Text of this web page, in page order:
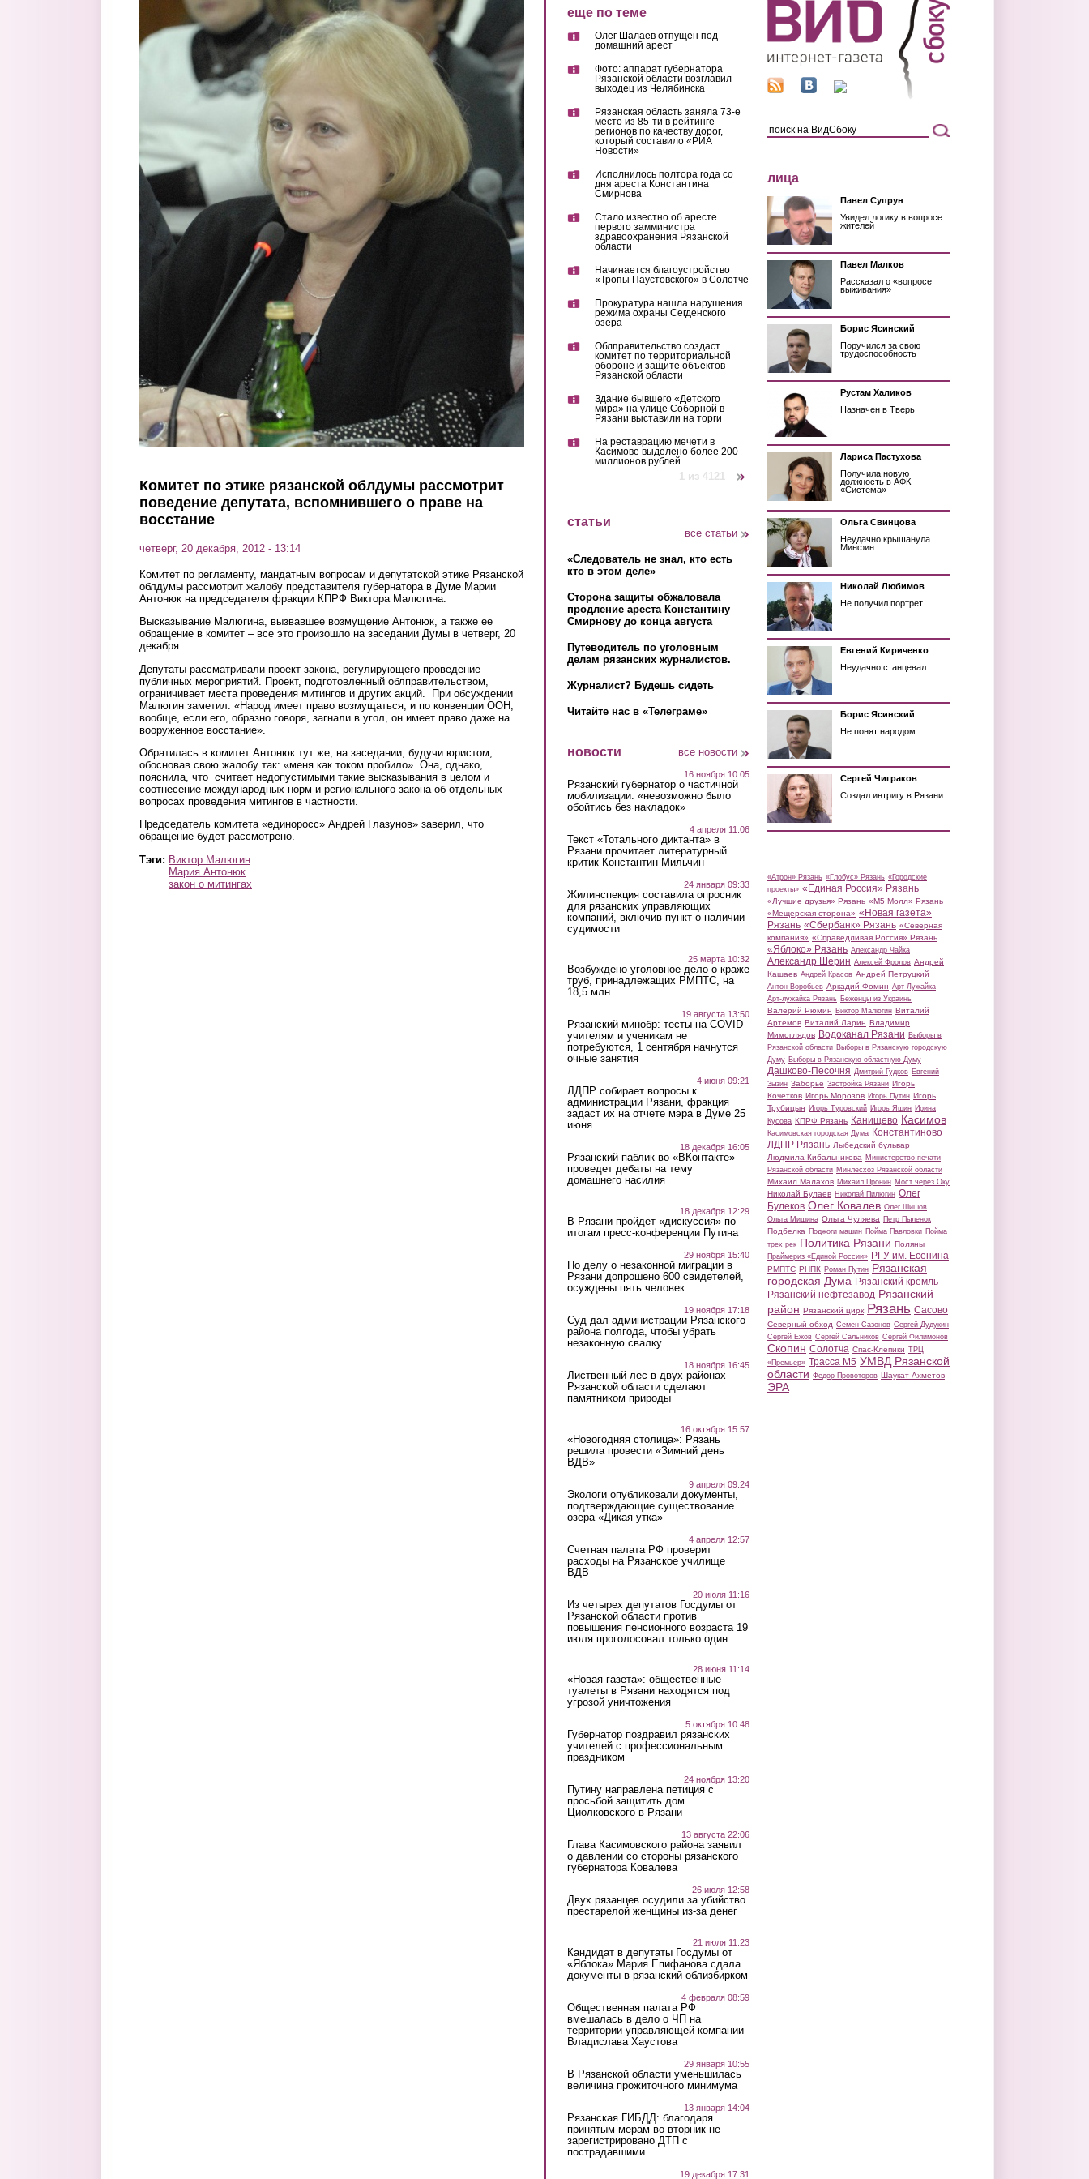
Комитет по этике рязанской облдумы рассмотрит
поведение депутата, вспомнившего о праве на
восстание
четверг, 20 декабря, 2012 - 13:14
Комитет по регламенту, мандатным вопросам и депутатской этике Рязанской
облдумы рассмотрит жалобу представителя губернатора в Думе Марии
Антонюк на председателя фракции КПРФ Виктора Малюгина.
Высказывание Малюгина, вызвавшее возмущение Антонюк, а также ее
обращение в комитет – все это произошло на заседании Думы в четверг, 20
декабря.
Депутаты рассматривали проект закона, регулирующего проведение
публичных мероприятий. Проект, подготовленный облправительством,
ограничивает места проведения митингов и других акций. При обсуждении
Малюгин заметил: «Народ имеет право возмущаться, и по конвенции ООН,
вообще, если его, образно говоря, загнали в угол, он имеет право даже на
вооруженное восстание».
Обратилась в комитет Антонюк тут же, на заседании, будучи юристом,
обосновав свою жалобу так: «меня как током пробило». Она, однако,
пояснила, что считает недопустимыми такие высказывания в целом и
соотнесение международных норм и регионального закона об отдельных
вопросах проведения митингов в частности.
Председатель комитета «единоросс» Андрей Глазунов» заверил, что
обращение будет рассмотрено.
Тэги: Виктор Малюгин
Мария Антонюк
закон о митингах
еще по теме
Олег Шалаев отпущен под
домашний арест
Фото: аппарат губернатора
Рязанской области возглавил
выходец из Челябинска
Рязанская область заняла 73-е
место из 85-ти в рейтинге
регионов по качеству дорог,
который составило «РИА
Новости»
Исполнилось полтора года со
дня ареста Константина
Смирнова
Стало известно об аресте
первого замминистра
здравоохранения Рязанской
области
Начинается благоустройство
«Тропы Паустовского» в Солотче
Прокуратура нашла нарушения
режима охраны Сегденского
озера
Облправительство создаст
комитет по территориальной
обороне и защите объектов
Рязанской области
Здание бывшего «Детского
мира» на улице Соборной в
Рязани выставили на торги
На реставрацию мечети в
Касимове выделено более 200
миллионов рублей
1 из 4121
статьи
все статьи
«Следователь не знал, кто есть
кто в этом деле»
Сторона защиты обжаловала
продление ареста Константину
Смирнову до конца августа
Путеводитель по уголовным
делам рязанских журналистов.
Журналист? Будешь сидеть
Читайте нас в «Телеграме»
новости все новости
16 ноября 10:05
Рязанский губернатор о частичной
мобилизации: «невозможно было
обойтись без накладок»
4 апреля 11:06
Текст «Тотального диктанта» в
Рязани прочитает литературный
критик Константин Мильчин
24 января 09:33
Жилинспекция составила опросник
для рязанских управляющих
компаний, включив пункт о наличии
судимости
25 марта 10:32
Возбуждено уголовное дело о краже
труб, принадлежащих РМПТС, на
18,5 млн
19 августа 13:50
Рязанский минобр: тесты на COVID
учителям и ученикам не
потребуются, 1 сентября начнутся
очные занятия
4 июня 09:21
ЛДПР собирает вопросы к
администрации Рязани, фракция
задаст их на отчете мэра в Думе 25
июня
18 декабря 16:05
Рязанский паблик во «ВКонтакте»
проведет дебаты на тему
домашнего насилия
18 декабря 12:29
В Рязани пройдет «дискуссия» по
итогам пресс-конференции Путина
29 ноября 15:40
По делу о незаконной миграции в
Рязани допрошено 600 свидетелей,
осуждены пять человек
19 ноября 17:18
Суд дал администрации Рязанского
района полгода, чтобы убрать
незаконную свалку
18 ноября 16:45
Лиственный лес в двух районах
Рязанской области сделают
памятником природы
16 октября 15:57
«Новогодняя столица»: Рязань
решила провести «Зимний день
ВДВ»
9 апреля 09:24
Экологи опубликовали документы,
подтверждающие существование
озера «Дикая утка»
4 апреля 12:57
Счетная палата РФ проверит
расходы на Рязанское училище
ВДВ
20 июля 11:16
Из четырех депутатов Госдумы от
Рязанской области против
повышения пенсионного возраста 19
июля проголосовал только один
28 июня 11:14
«Новая газета»: общественные
туалеты в Рязани находятся под
угрозой уничтожения
5 октября 10:48
Губернатор поздравил рязанских
учителей с профессиональным
праздником
24 ноября 13:20
Путину направлена петиция с
просьбой защитить дом
Циолковского в Рязани
13 августа 22:06
Глава Касимовского района заявил
о давлении со стороны рязанского
губернатора Ковалева
26 июля 12:58
Двух рязанцев осудили за убийство
престарелой женщины из-за денег
21 июля 11:23
Кандидат в депутаты Госдумы от
«Яблока» Мария Епифанова сдала
документы в рязанский облизбирком
4 февраля 08:59
Общественная палата РФ
вмешалась в дело о ЧП на
территории управляющей компании
Владислава Хаустова
29 января 10:55
В Рязанской области уменьшилась
величина прожиточного минимума
13 января 14:04
Рязанская ГИБДД: благодаря
принятым мерам во вторник не
зарегистрировано ДТП с
пострадавшими
19 декабря 17:31
лица
Павел Супрун
Увидел логику в вопросе
жителей
Павел Малков
Рассказал о «вопросе
выживания»
Борис Ясинский
Поручился за свою
трудоспособность
Рустам Халиков
Назначен в Тверь
Лариса Пастухова
Получила новую
должность в АФК
«Система»
Ольга Свинцова
Неудачно крышанула
Минфин
Николай Любимов
Не получил портрет
Евгений Кириченко
Неудачно станцевал
Борис Ясинский
Не понят народом
Сергей Чиграков
Создал интригу в Рязани
«Атрон» Рязань «Глобус» Рязань «Городские
проекты» «Единая Россия» Рязань
«Лучшие друзья» Рязань «М5 Молл» Рязань
«Мещерская сторона» «Новая газета»
Рязань «Сбербанк» Рязань «Северная
компания» «Справедливая Россия» Рязань
«Яблоко» Рязань Александр Чайка
Александр Шерин Алексей Фролов Андрей
Кашаев Андрей Красов Андрей Петруцкий
Антон Воробьев Аркадий Фомин Арт-Лужайка
Арт-лужайка Рязань Беженцы из Украины
Валерий Рюмин Виктор Малюгин Виталий
Артемов Виталий Ларин Владимир
Мимоглядов Водоканал Рязани Выборы в
Рязанской области Выборы в Рязанскую городскую
Думу Выборы в Рязанскую областную Думу
Дашково-Песочня Дмитрий Гудков Евгений
Зызин Заборье Застройка Рязани Игорь
Кочетков Игорь Морозов Игорь Путин Игорь
Трубицын Игорь Туровский Игорь Яшин Ирина
Кусова КПРФ Рязань Канищево Касимов
Касимовская городская Дума Константиново
ЛДПР Рязань Лыбедский бульвар
Людмила Кибальникова Министерство печати
Рязанской области Минлесхоз Рязанской области
Михаил Малахов Михаил Пронин Мост через Оку
Николай Булаев Николай Пилюгин Олег
Булеков Олег Ковалев Олег Шишов
Ольга Мишина Ольга Чуляева Петр Пыленок
Подбелка Поджоги машин Пойма Павловки Пойма
трех рек Политика Рязани Поляны
Праймериз «Единой России» РГУ им. Есенина
РМПТС РНПК Роман Путин Рязанская
городская Дума Рязанский кремль
Рязанский нефтезавод Рязанский
район Рязанский цирк Рязань Сасово
Северный обход Семен Сазонов Сергей Дудукин
Сергей Ежов Сергей Сальников Сергей Филимонов
Скопин Солотча Спас-Клепики ТРЦ
«Премьер» Трасса М5 УМВД Рязанской
области Федор Провоторов Шаукат Ахметов
ЭРА